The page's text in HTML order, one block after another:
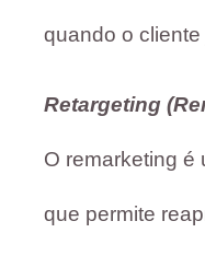
quando o
Retargeting
O remarketing é
que permite